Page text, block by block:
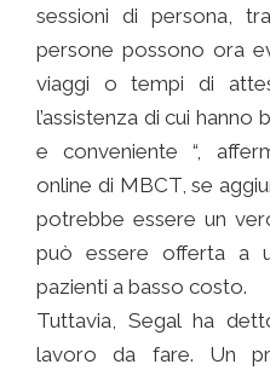
sessioni di persona,
persone possono ora
viaggi o tempi di
l’assistenza di cui
e conveniente “,
online di MBCT, se
potrebbe essere un
può essere offerta a
pazienti a basso costo.
Tuttavia, Segal ha
lavoro da fare. Un